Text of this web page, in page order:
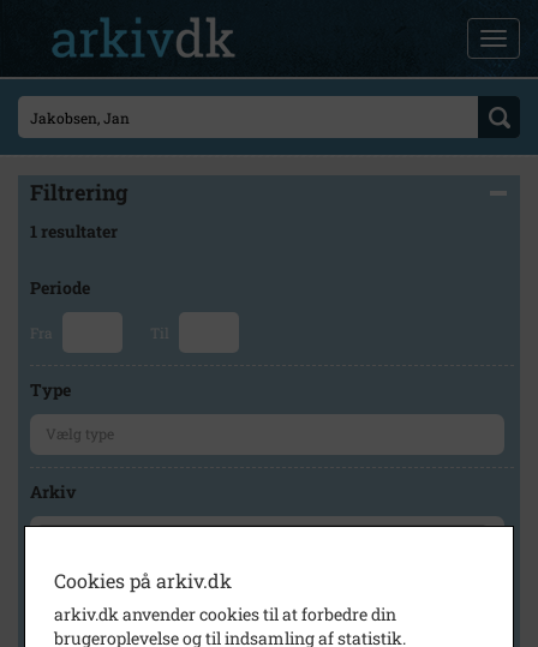
Filtrering
1 resultater
Periode
Fra Til
Type
Arkiv
Geografi
Cookies på arkiv.dk
arkiv.dk anvender cookies til at forbedre din
brugeroplevelse og til indsamling af statistik.